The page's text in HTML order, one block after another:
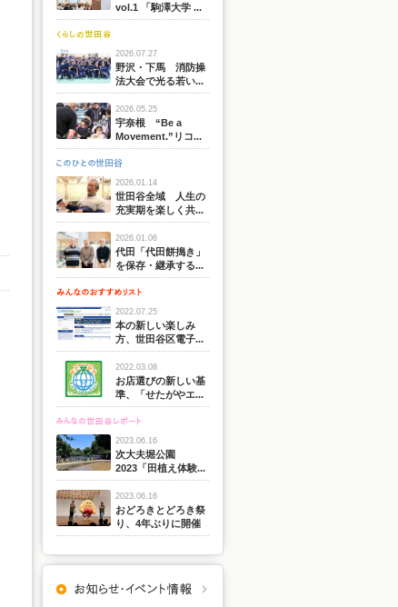
vol.1 「駒澤大学 ...
2026.07.27
野沢・下馬 消防操
法大会で光る若い...
2026.05.25
宇奈根 “Be a
Movement.”リコ...
2026.01.14
世田谷全域 人生の
充実期を楽しく共...
2026.01.06
代田「代田餅搗き」
を保存・継承する...
2022.07.25
本の新しい楽しみ
方、世田谷区電子...
2022.03.08
お店選びの新しい基
準、「せたがやエ...
2023.06.16
次大夫堀公園
2023「田植え体験...
2023.06.16
おどろきとどろき祭
り、4年ぶりに開催